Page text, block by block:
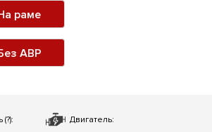
раме
АВР
(?): Двигатель: